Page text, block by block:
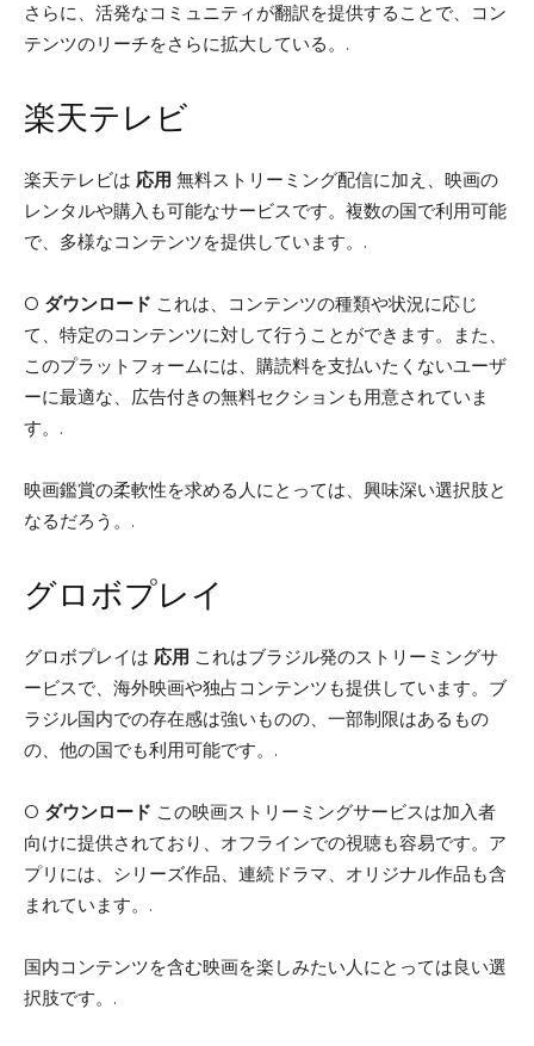
さらに、活発なコミュニティが翻訳を提供することで、コン
テンツのリーチをさらに拡大している。.
楽天テレビ
楽天テレビは 応用 無料ストリーミング配信に加え、映画の
レンタルや購入も可能なサービスです。複数の国で利用可能
で、多様なコンテンツを提供しています。.
O ダウンロード これは、コンテンツの種類や状況に応じ
て、特定のコンテンツに対して行うことができます。また、
このプラットフォームには、購読料を支払いたくないユーザ
ーに最適な、広告付きの無料セクションも用意されていま
す。.
映画鑑賞の柔軟性を求める人にとっては、興味深い選択肢と
なるだろう。.
グロボプレイ
グロボプレイは 応用 これはブラジル発のストリーミングサ
ービスで、海外映画や独占コンテンツも提供しています。ブ
ラジル国内での存在感は強いものの、一部制限はあるもの
の、他の国でも利用可能です。.
O ダウンロード この映画ストリーミングサービスは加入者
向けに提供されており、オフラインでの視聴も容易です。ア
プリには、シリーズ作品、連続ドラマ、オリジナル作品も含
まれています。.
国内コンテンツを含む映画を楽しみたい人にとっては良い選
択肢です。.